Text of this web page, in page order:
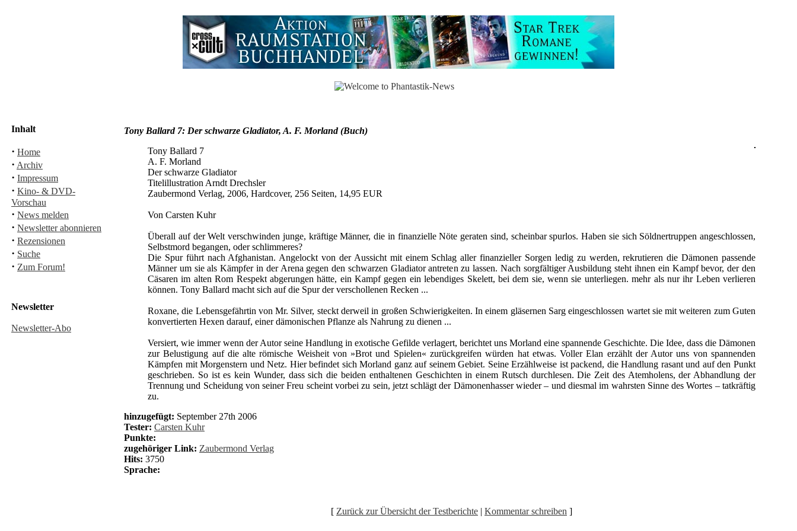
Inhalt
· Home
· Archiv
· Impressum
· Kino- & DVD-
Vorschau
· News melden
· Newsletter abonnieren
· Rezensionen
· Suche
· Zum Forum!
Newsletter
Newsletter-Abo
Tony Ballard 7: Der schwarze Gladiator, A. F. Morland (Buch)
Tony Ballard 7
A. F. Morland
Der schwarze Gladiator
Titelillustration Arndt Drechsler
Zaubermond Verlag, 2006, Hardcover, 256 Seiten, 14,95 EUR
Von Carsten Kuhr
Überall auf der Welt verschwinden junge, kräftige Männer, die in finanzielle Nöte geraten sind, scheinbar spurlos. Haben sie sich Söldnertruppen angeschlossen,
Selbstmord begangen, oder schlimmeres?
Die Spur führt nach Afghanistan. Angelockt von der Aussicht mit einem Schlag aller finanzieller Sorgen ledig zu werden, rekrutieren die Dämonen passende
Männer um sie als Kämpfer in der Arena gegen den schwarzen Gladiator antreten zu lassen. Nach sorgfältiger Ausbildung steht ihnen ein Kampf bevor, der den
Cäsaren im alten Rom Respekt abgerungen hätte, ein Kampf gegen ein lebendiges Skelett, bei dem sie, wenn sie unterliegen. mehr als nur ihr Leben verlieren
können. Tony Ballard macht sich auf die Spur der verschollenen Recken ...
Roxane, die Lebensgefährtin von Mr. Silver, steckt derweil in großen Schwierigkeiten. In einem gläsernen Sarg eingeschlossen wartet sie mit weiteren zum Guten
konvertierten Hexen darauf, einer dämonischen Pflanze als Nahrung zu dienen ...
Versiert, wie immer wenn der Autor seine Handlung in exotische Gefilde verlagert, berichtet uns Morland eine spannende Geschichte. Die Idee, dass die Dämonen
zur Belustigung auf die alte römische Weisheit von »Brot und Spielen« zurückgreifen würden hat etwas. Voller Elan erzählt der Autor uns von spannenden
Kämpfen mit Morgenstern und Netz. Hier befindet sich Morland ganz auf seinem Gebiet. Seine Erzählweise ist packend, die Handlung rasant und auf den Punkt
geschrieben. So ist es kein Wunder, dass sich die beiden enthaltenen Geschichten in einem Rutsch durchlesen. Die Zeit des Atemholens, der Abhandlung der
Trennung und Scheidung von seiner Freu scheint vorbei zu sein, jetzt schlägt der Dämonenhasser wieder – und diesmal im wahrsten Sinne des Wortes – tatkräftig
zu.
hinzugefügt: September 27th 2006
Tester: Carsten Kuhr
Punkte:
zugehöriger Link: Zaubermond Verlag
Hits: 3750
Sprache:
[ Zurück zur Übersicht der Testberichte | Kommentar schreiben ]